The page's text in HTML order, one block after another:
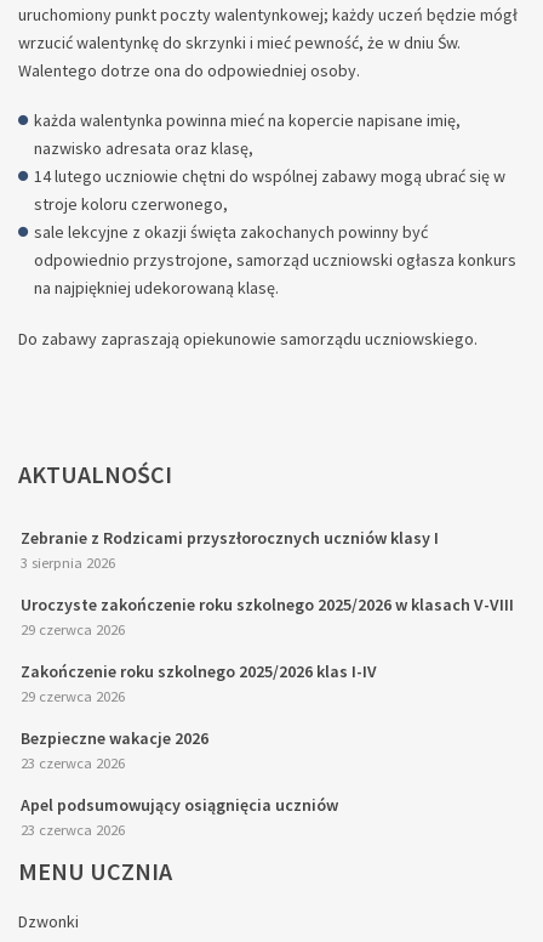
uruchomiony punkt poczty walentynkowej; każdy uczeń będzie mógł
wrzucić walentynkę do skrzynki i mieć pewność, że w dniu Św.
Walentego dotrze ona do odpowiedniej osoby.
każda walentynka powinna mieć na kopercie napisane imię,
nazwisko adresata oraz klasę,
14 lutego uczniowie chętni do wspólnej zabawy mogą ubrać się w
stroje koloru czerwonego,
sale lekcyjne z okazji święta zakochanych powinny być
odpowiednio przystrojone, samorząd uczniowski ogłasza konkurs
na najpiękniej udekorowaną klasę.
Do zabawy zapraszają opiekunowie samorządu uczniowskiego.
AKTUALNOŚCI
Zebranie z Rodzicami przyszłorocznych uczniów klasy I
3 sierpnia 2026
Uroczyste zakończenie roku szkolnego 2025/2026 w klasach V-VIII
29 czerwca 2026
Zakończenie roku szkolnego 2025/2026 klas I-IV
29 czerwca 2026
Bezpieczne wakacje 2026
23 czerwca 2026
Apel podsumowujący osiągnięcia uczniów
23 czerwca 2026
MENU UCZNIA
Dzwonki